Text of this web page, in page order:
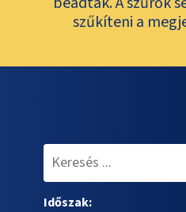
szűkíteni a
Időszak: